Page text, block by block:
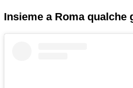
Insieme a Roma qualche